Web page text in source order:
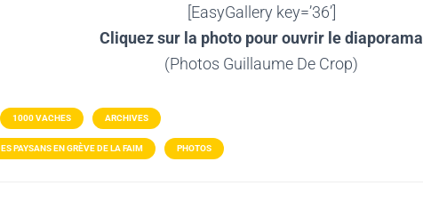
[EasyGallery key=’36’]
Cliquez sur la photo pour ouvrir le diaporama
(Photos Guillaume De Crop)
1000 VACHES ARCHIVES
PAYSANS EN GRÈVE DE LA FAIM PHOTOS